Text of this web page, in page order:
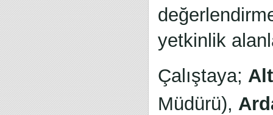
yetkinlik
Çalıştaya;
Müdürü),